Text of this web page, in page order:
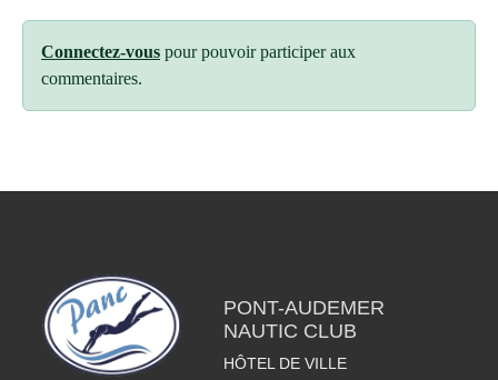
Connectez-vous pour pouvoir participer aux
commentaires.
PONT-AUDEMER
NAUTIC CLUB
HÔTEL DE VILLE